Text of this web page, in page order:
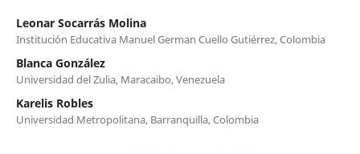
Leonar Socarrás Molina
Institución Educativa Manuel German Cuello Gutiérrez, Colombia
Blanca González
Universidad del Zulia, Maracaibo, Venezuela
Karelis Robles
Universidad Metropolitana, Barranquilla, Colombia